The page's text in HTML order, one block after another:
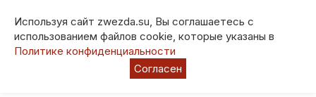
Используя сайт zwezda.su, Вы соглашаетесь с
использованием файлов cookie, которые указаны в
Политике конфиденциальности
Согласен